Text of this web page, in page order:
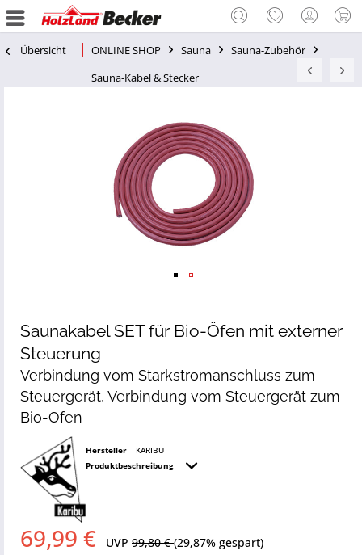
Übersicht ONLINE SHOP Sauna
Sauna-Zubehör
Sauna-Kabel & Stecker
Saunakabel SET für Bio-Öfen mit externer
Steuerung
Verbindung vom Starkstromanschluss zum
Steuergerät, Verbindung vom Steuergerät zum
Bio-Ofen
Hersteller
KARIBU
Produktbeschreibung
69,99 € UVP 99,80 €(29,87% gespart)